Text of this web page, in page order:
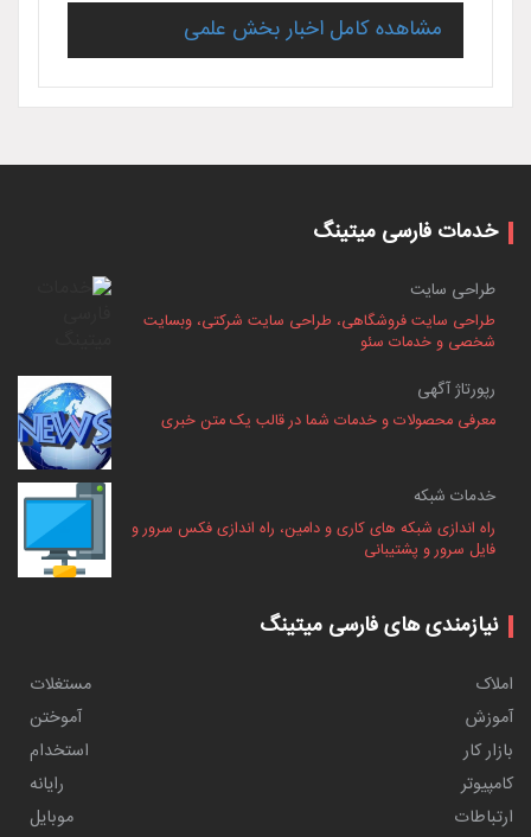
مشاهده کامل اخبار بخش علمی
خدمات فارسی میتینگ
طراحی سایت
طراحی سایت فروشگاهی، طراحی سایت شرکتی، وبسایت
شخصی و خدمات سئو
رپورتاژ آگهی
معرفی محصولات و خدمات شما در قالب یک متن خبری
خدمات شبکه
راه اندازی شبکه های کاری و دامین، راه اندازی فکس سرور و
فایل سرور و پشتیبانی
نیازمندی های فارسی میتینگ
املاک
مستغلات
آموزش
آموختن
بازار کار
استخدام
کامپیوتر
رایانه
ارتباطات
موبایل